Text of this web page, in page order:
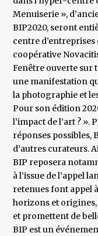
Menuiserie »,
BIP2020, seront
centre
coopérative
Fenêtre ouverte sur
une manifestation
la photographie et
Pour son édition
l’impact de l’art ? ».
réponses possibles,
d’autres curateurs.
BIP reposera
à l’issue de l’appel
retenues font appel
horizons et
et promettent de
BIP est un